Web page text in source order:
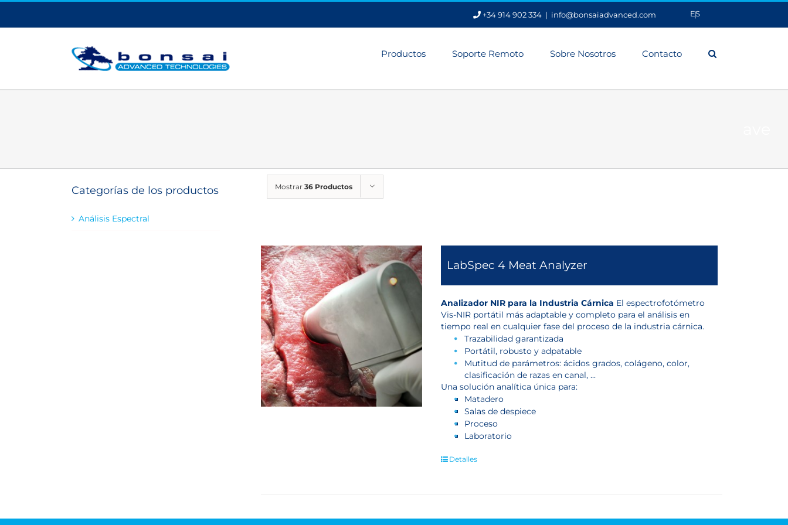
Saltar
contenido
ES
+34 914 902 334 | info@bonsaiadvanced.com
Productos Soporte Remoto Sobre Nosotros Contacto
Mostrar 36 Productos
LabSpec 4 Meat Analyzer
Analizador NIR para la Industria Cárnica El espectrofotómetro
Vis-NIR portátil más adaptable y completo para el análisis en
tiempo real en cualquier fase del proceso de la industria cárnica.
Trazabilidad garantizada
Portátil, robusto y adpatable
Mutitud de parámetros: ácidos grados, colágeno, color,
clasificación de razas en canal, ...
Una solución analítica única para:
Matadero
Salas de despiece
Proceso
Laboratorio
Detalles
Categorías de los productos
Análisis Espectral